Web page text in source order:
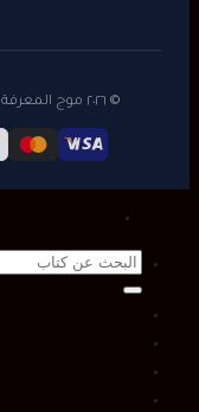
© ٢٠٢٦ موج المعرفة للنشر والتوزيع. جميع الحقوق محفوظة.
Search
for: